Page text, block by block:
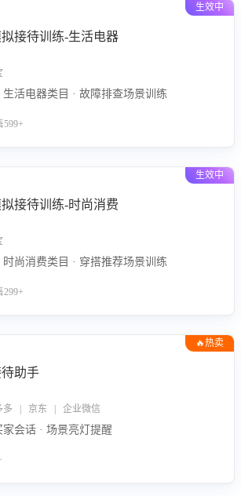
生效中
接待训练-生活电器
活电器类目 · 故障排查场景训练
599+
生效中
接待训练-时尚消费
尚消费类目 · 穿搭推荐场景训练
299+
🔥热卖
助手
| 京东 | 企业微信
会话 · 场景亮灯提醒